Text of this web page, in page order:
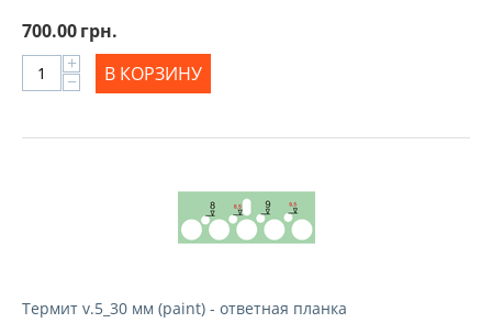
700.00грн.
+
− В КОРЗИНУ
Термит v.5_30 мм (paint) - ответная планка